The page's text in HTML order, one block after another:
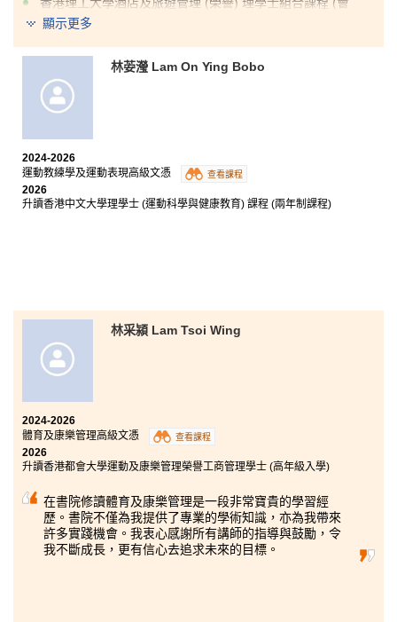
展及體驗管理) (高年級入學)
我衷心感謝一路以來悉心指導過我的每一位講師，他們
內容非常實用、豐富而且充滿趣味，讓我更投入學習過
程，而最令我印象深刻的，就是在房務管理課堂中學習
整理客房，這樣的訓練大大提升了我的團隊合作技巧和
溝通能力。此外，課程設有實習，讓我有機會親身接觸
酒店行業，累積寶貴的實戰經驗，使我成功將課堂所學
顯示更多
林荌瀅 Lam On Ying Bobo
2024-2026
運動教練學及運動表現高級文憑
查看課程
2026
升讀香港中文大學理學士 (運動科學與健康教育) 課程 (兩年制課程)
林采潁 Lam Tsoi Wing
2024-2026
體育及康樂管理高級文憑
查看課程
2026
升讀香港都會大學運動及康樂管理榮譽工商管理學士 (高年級入學)
在書院修讀體育及康樂管理是一段非常寶貴的學習經
歷。書院不僅為我提供了專業的學術知識，亦為我帶來
許多實踐機會。我衷心感謝所有講師的指導與鼓勵，令
我不斷成長，更有信心去追求未來的目標。